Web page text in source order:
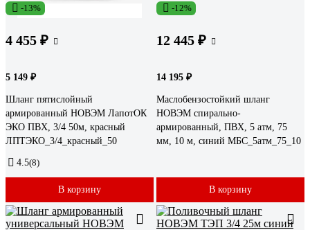
-13%
4 455 ₽
5 149 ₽
Шланг пятислойный
армированный НОВЭМ ЛапотОК
ЭКО ПВХ, 3/4 50м, красный
ЛПТЭКО_3/4_красный_50
4.5(8)
В корзину
-12%
12 445 ₽
14 195 ₽
Маслобензостойкий шланг
НОВЭМ спирально-
армированный, ПВХ, 5 атм, 75
мм, 10 м, синий МБС_5атм_75_10
В корзину